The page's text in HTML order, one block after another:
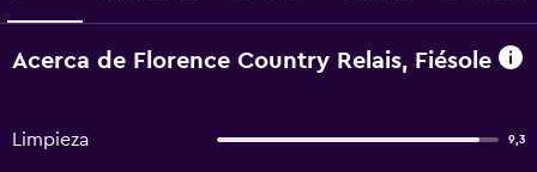
Acerca de Florence Country Relais, Fiésole
Limpieza 9,3